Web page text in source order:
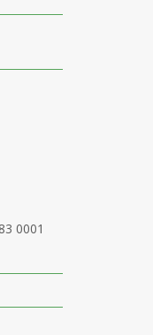
0001